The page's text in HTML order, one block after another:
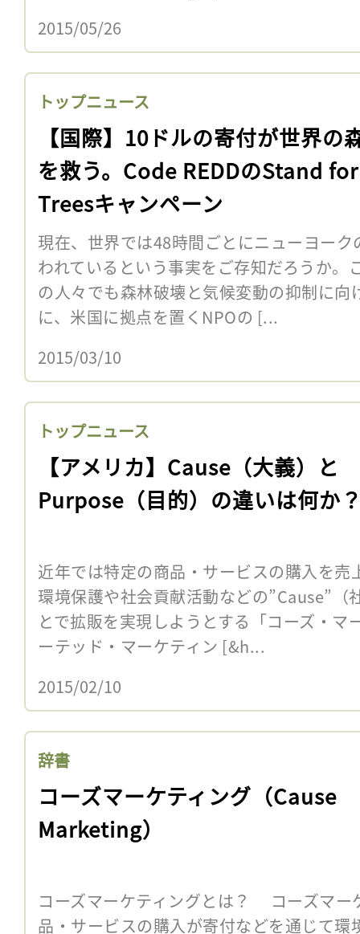
2015/05/26
トップニュース
【国際】10ドルの寄付が世界の
を救う。Code REDDのStand for
Treesキャンペーン
現在、世界では48時間ごとにニューヨー
われているという事実をご存知だろうか。
の人々でも森林破壊と気候変動の抑制に向
に、米国に拠点を置くNPOの [...
2015/03/10
トップニュース
【アメリカ】Cause（大義）と
Purpose（目的）の違いは何か
近年では特定の商品・サービスの購入を
環境保護や社会貢献活動などの”Cause”（
とで拡販を実現しようとする「コーズ・マ
ーテッド・マーケティン [&h...
2015/02/10
辞書
コーズマーケティング（Cause
Marketing）
コーズマーケティングとは？ コーズマー
品・サービスの購入が寄付などを通じて